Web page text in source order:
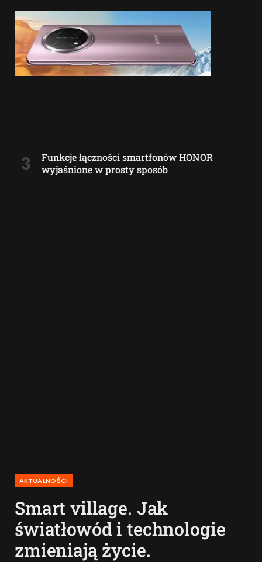
Funkcje łączności smartfonów HONOR
wyjaśnione w prosty sposób
AKTUALNOŚCI
Smart village. Jak
światłowód i technologie
zmieniają życie.